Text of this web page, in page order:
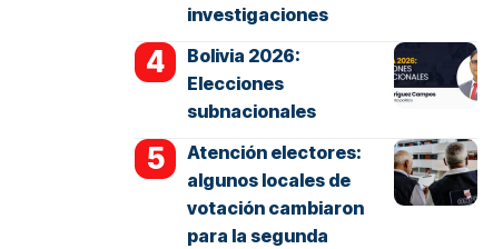
investigaciones
Bolivia 2026:
Elecciones
subnacionales
Atención electores:
algunos locales de
votación cambiaron
para la segunda